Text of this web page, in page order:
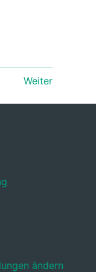
Weiter
ändern